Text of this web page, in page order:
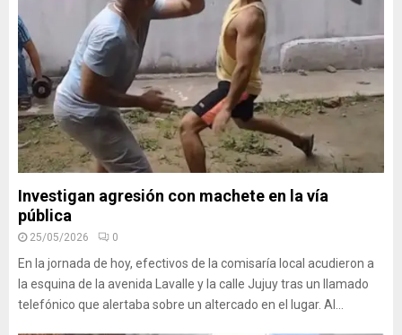
Investigan agresión con machete en la vía
pública
25/05/2026 0
En la jornada de hoy, efectivos de la comisaría local acudieron a
la esquina de la avenida Lavalle y la calle Jujuy tras un llamado
telefónico que alertaba sobre un altercado en el lugar. Al...